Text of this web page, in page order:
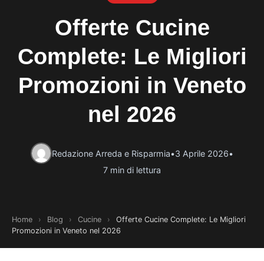
Offerte Cucine
Complete: Le Migliori
Promozioni in Veneto
nel 2026
Redazione Arreda e Risparmia•3 Aprile 2026•
7 min di lettura
Home › Blog › Cucine ›
Offerte Cucine Complete: Le Migliori
Promozioni in Veneto nel 2026